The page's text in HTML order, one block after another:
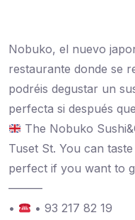
Nobuko, el nuevo
restaurante donde se
podréis degustar un
perfecta si después
The Nobuko
Tuset St. You can
perfect if you want to
———
•
• 93 217 82 19